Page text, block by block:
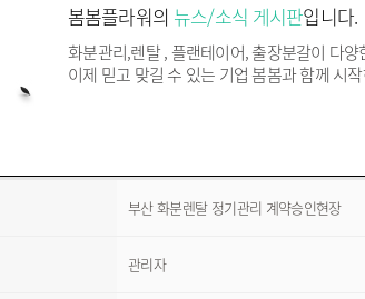
봄봄플라워의 뉴스/소식 게시판입니다.
화분관리,렌탈 , 플랜테이어, 출장분갈이 다양
이제 믿고 맞길 수 있는 기업 봄봄과 함께 시
부산 화분렌탈 정기관리 계약승인현장
관리자